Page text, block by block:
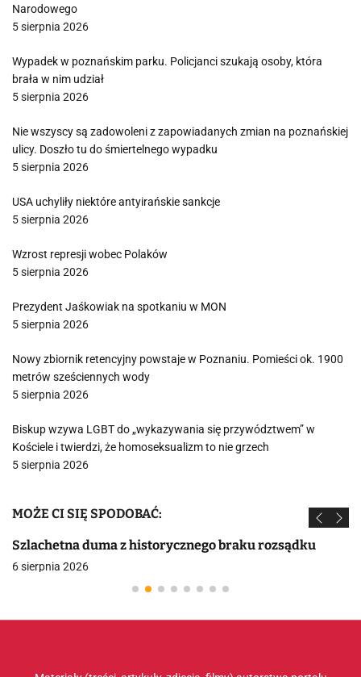
Narodowego
5 sierpnia 2026
Wypadek w poznańskim parku. Policjanci szukają osoby, która
brała w nim udział
5 sierpnia 2026
Nie wszyscy są zadowoleni z zapowiadanych zmian na poznańskiej
ulicy. Doszło tu do śmiertelnego wypadku
5 sierpnia 2026
USA uchyliły niektóre antyirańskie sankcje
5 sierpnia 2026
Wzrost represji wobec Polaków
5 sierpnia 2026
Prezydent Jaśkowiak na spotkaniu w MON
5 sierpnia 2026
Nowy zbiornik retencyjny powstaje w Poznaniu. Pomieści ok. 1900
metrów sześciennych wody
5 sierpnia 2026
Biskup wzywa LGBT do „wykazywania się przywództwem” w
Kościele i twierdzi, że homoseksualizm to nie grzech
5 sierpnia 2026
MOŻE CI SIĘ SPODOBAĆ:
Szlachetna duma z historycznego braku rozsądku
6 sierpnia 2026